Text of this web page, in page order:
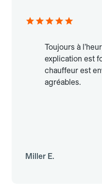
Toujours à
explication est
chauffeur est
agréables.
Miller E.